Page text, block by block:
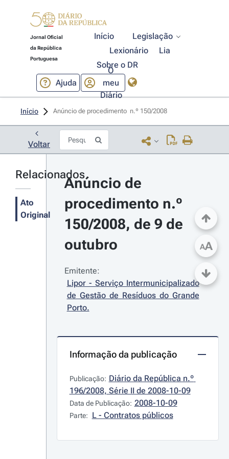
Jornal Oficial
da República
Portuguesa
Início
Legislação
Lexionário
Lia
Sobre o DR
Ajuda
O
meu
Diário
Início Anúncio de procedimento  n.º 150/2008
Voltar
Relacionados
Ato
Original
Anúncio de
procedimento n.º
150/2008, de 9 de
outubro
Emitente:
Lipor - Serviço Intermunicipalizado
de Gestão de Resíduos do Grande
Porto.
Informação da publicação
Publicação: Diário da República n.º
196/2008, Série II de 2008-10-09
Data de Publicação: 2008-10-09
Parte: L - Contratos públicos
AA